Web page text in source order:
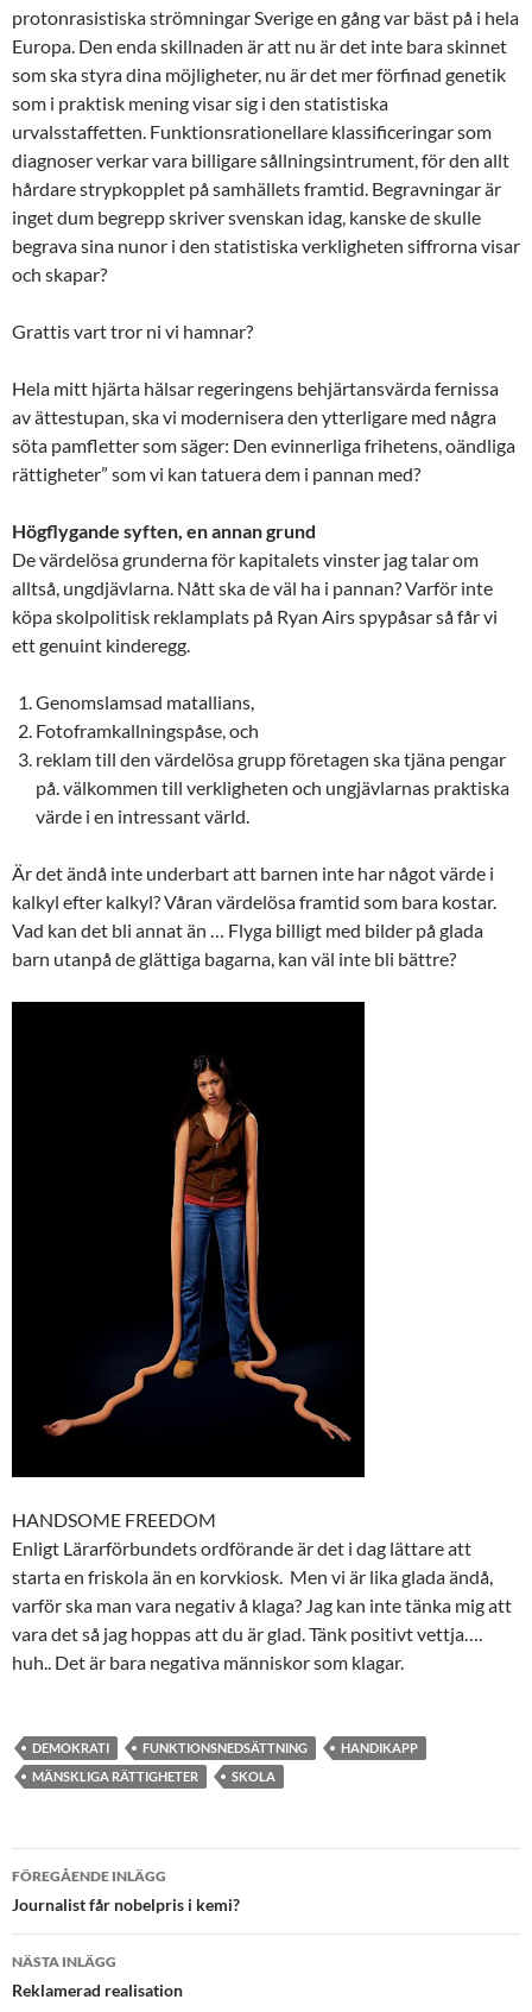
protonrasistiska strömningar Sverige en gång var bäst på i hela
Europa. Den enda skillnaden är att nu är det inte bara skinnet
som ska styra dina möjligheter, nu är det mer förfinad genetik
som i praktisk mening visar sig i den statistiska
urvalsstaffetten. Funktionsrationellare klassificeringar som
diagnoser verkar vara billigare sållningsintrument, för den allt
hårdare strypkopplet på samhällets framtid. Begravningar är
inget dum begrepp skriver svenskan idag, kanske de skulle
begrava sina nunor i den statistiska verkligheten siffrorna visar
och skapar?
Grattis vart tror ni vi hamnar?
Hela mitt hjärta hälsar regeringens behjärtansvärda fernissa
av ättestupan, ska vi modernisera den ytterligare med några
söta pamfletter som säger: Den evinnerliga frihetens, oändliga
rättigheter” som vi kan tatuera dem i pannan med?
Högflygande syften, en annan grund
De värdelösa grunderna för kapitalets vinster jag talar om
alltså, ungdjävlarna. Nått ska de väl ha i pannan? Varför inte
köpa skolpolitisk reklamplats på Ryan Airs spypåsar så får vi
ett genuint kinderegg.
Genomslamsad matallians,
Fotoframkallningspåse, och
reklam till den värdelösa grupp företagen ska tjäna pengar
på. välkommen till verkligheten och ungjävlarnas praktiska
värde i en intressant värld.
Är det ändå inte underbart att barnen inte har något värde i
kalkyl efter kalkyl? Våran värdelösa framtid som bara kostar.
Vad kan det bli annat än … Flyga billigt med bilder på glada
barn utanpå de glättiga bagarna, kan väl inte bli bättre?
HANDSOME FREEDOM
Enligt Lärarförbundets ordförande är det i dag lättare att
starta en friskola än en korvkiosk. Men vi är lika glada ändå,
varför ska man vara negativ å klaga? Jag kan inte tänka mig att
vara det så jag hoppas att du är glad. Tänk positivt vettja….
huh.. Det är bara negativa människor som klagar.
DEMOKRATI FUNKTIONSNEDSÄTTNING
HANDIKAPP
MÄNSKLIGA RÄTTIGHETER
SKOLA
Inläggsnavigering
FÖREGÅENDE INLÄGG
Journalist får nobelpris i kemi?
NÄSTA INLÄGG
Reklamerad realisation